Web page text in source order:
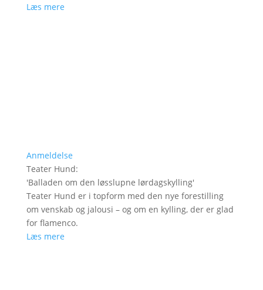
Læs mere
Anmeldelse
Teater Hund:
'Balladen om den løsslupne lørdagskylling'
Teater Hund er i topform med den nye forestilling
om venskab og jalousi – og om en kylling, der er glad
for flamenco.
Læs mere